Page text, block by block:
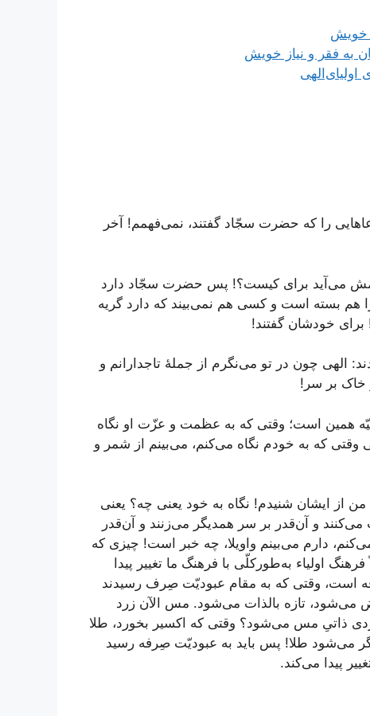
خویش
به فقر و نیاز خویش
را که حضرت سجّاد گفتند، نمی‌فهمم! آخر
می‌آید برای کیست؟! پس حضرت سجّاد دارد
هم بسته است و کسی هم نمی‌بیند که دارد گریه
برای خودشان گفتند!
الهی چون در تو می‌نگرم از جملۀ تاجدارانم و
خاک بر سر!
همین است؛ وقتی که به عظمت و عزّت او نگاه
وقتی که به خودم نگاه می‌کنم، می‌بینم از شمر و
ایشان شنیدم! نگاه به خود یعنی چه؟ یعنی
می‌کنند و آن‌قدر بر سر همدیگر می‌زنند و آن‌قدر
دارم می‌بینم واویلا، چه خبر است! چیزی که
اولیاء به‌طورکلّی با فرهنگ ما تغییر پیدا
است، وقتی که به مقام عبودیّت صِرف رسیدند
می‌شود، تازه بالذات می‌شود. مس الآن زرد
ذاتیِ مس می‌شود؟ وقتی که اکسیر بخورد، طلا
می‌شود طلا! پس باید به عبودیّت صِرفه رسید
پیدا می‌کند.